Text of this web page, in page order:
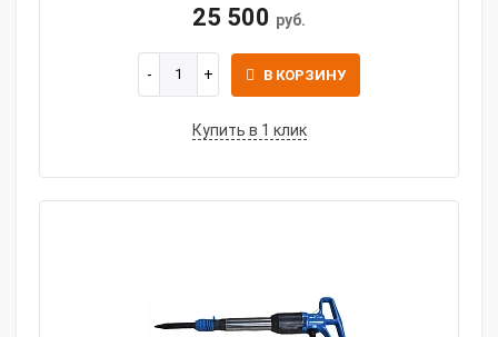
25 500 руб.
В КОРЗИНУ
Купить в 1 клик